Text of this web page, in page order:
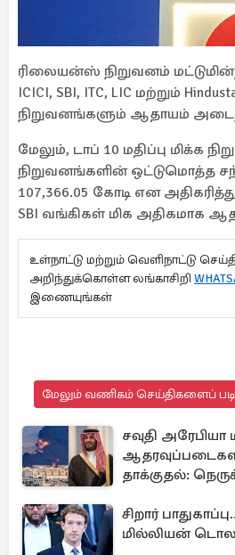
ரிலையன்ஸ் நிறுவனம்
ICICI, SBI, ITC, LIC மற்றும்
நிறுவனங்களும் ஆதாயம்
மேலும், டாப் 10 மதிப்பு மிக்க
நிறுவனங்களின் ஒட்டுமொத்த
107,366.05 கோடி என
SBI வங்கிகள் மிக அதிகமாக
உள்நாட்டு மற்றும் வெளிநாட்டு
அறிந்துக்கொள்ள லங்காசிறி
இணையுங்கள்
மேலும் வணிகம் செய்திகளைப்
சவுதி அரேபியா
தாக்குதல்:
சிறார்
மில்லியன்